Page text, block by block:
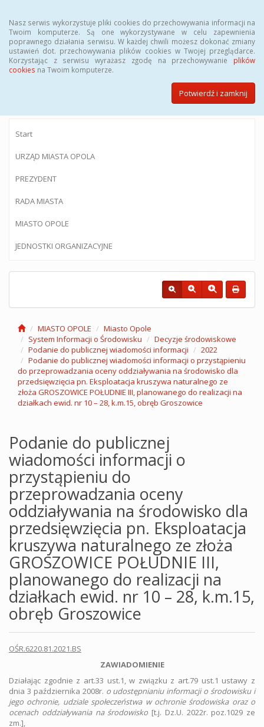
Nasz serwis wykorzystuje pliki cookies do przechowywania informacji na
Twoim komputerze. Są one wykorzystywane w celu zapewnienia
poprawnego działania serwisu. W każdej chwili możesz dokonać zmiany
ustawień dot. przechowywania plików cookies w Twojej przeglądarce.
Korzystając z serwisu wyrażasz zgodę na przechowywanie plików
cookies na Twoim komputerze.
Potwierdź i zamknij
BIULETYN INFORMACJI PUBLICZNEJ
Urzędu Miasta Opola
Start
URZĄD MIASTA OPOLA
PREZYDENT
RADA MIASTA
MIASTO OPOLE
JEDNOSTKI ORGANIZACYJNE
MIASTO OPOLE
Miasto Opole
System Informacji o Środowisku
Decyzje środowiskowe
Podanie do publicznej wiadomości informacji
2022
Podanie do publicznej wiadomości informacji o przystąpieniu
do przeprowadzania oceny oddziaływania na środowisko dla
przedsięwzięcia pn. Eksploatacja kruszywa naturalnego ze
złoża GROSZOWICE POŁUDNIE III, planowanego do realizacji na
działkach ewid. nr 10 – 28, k.m.15, obręb Groszowice
Podanie do publicznej
wiadomości informacji o
przystąpieniu do
przeprowadzania oceny
oddziaływania na środowisko dla
przedsięwzięcia pn. Eksploatacja
kruszywa naturalnego ze złoża
GROSZOWICE POŁUDNIE III,
planowanego do realizacji na
działkach ewid. nr 10 – 28, k.m.15,
obręb Groszowice
OŚR.6220.81.2021.BS
ZAWIADOMIENIE
Działając zgodnie z art.33 ust.1, w związku z art.79 ust.1 ustawy z
dnia 3 października 2008r. o udostępnianiu informacji o środowisku i
jego ochronie, udziale społeczeństwa w ochronie środowiska oraz o
ocenach oddziaływania na środowisko [t.j. Dz.U. 2022r. poz.1029 ze
zm.],